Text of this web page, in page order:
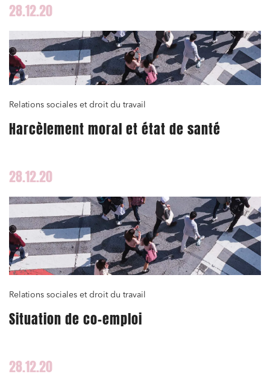
28.12.20
Relations sociales et droit du travail
Harcèlement moral et état de santé
28.12.20
Relations sociales et droit du travail
Situation de co-emploi
28.12.20